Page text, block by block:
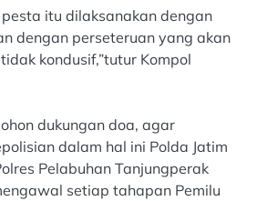
itu dilaksanakan dengan
dengan perseteruan yang akan
kondusif,”tutur Kompol
dukungan doa, agar
dalam hal ini Polda Jatim
Pelabuhan Tanjungperak
setiap tahapan Pemilu